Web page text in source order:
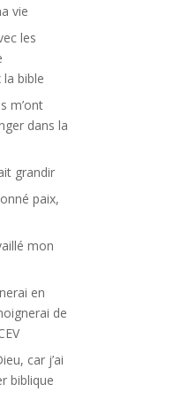
vie
les
bible
m’ont
dans la
grandir
paix,
mon
en
de
car j’ai
biblique